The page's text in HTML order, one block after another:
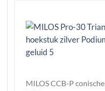
MILOS CCB-P